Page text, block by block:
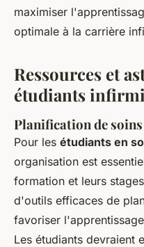
maximiser
optimale à la carrière
Ressources et
étudiants
Planification de
Pour les étudiants en
organisation est
formation et leurs
d'outils efficaces de
favoriser
Les étudiants devraient